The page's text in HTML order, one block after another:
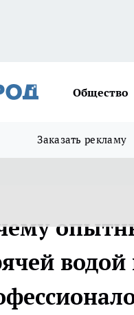
Общество
Заказать рекламу